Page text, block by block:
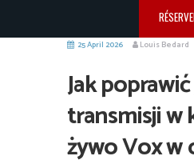
25 April 2026 Louis Bedard
Jak
transmisji w
żywo Vox w